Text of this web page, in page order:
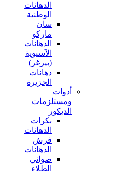
الدهانات
الوطنية
سان
ماركو
الدهانات
الآسيوية
(بيرغر)
دهانات
الجزيرة
أدوات
ومستلزمات
الديكور
بكرات
الدهانات
فرش
الدهانات
صواني
الطلاء